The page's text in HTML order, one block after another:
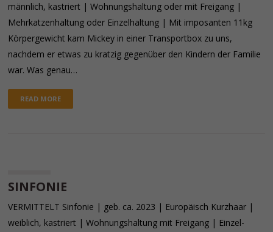
männlich, kastriert | Wohnungshaltung oder mit Freigang |
Mehrkatzenhaltung oder Einzelhaltung | Mit imposanten 11kg
Körpergewicht kam Mickey in einer Transportbox zu uns,
nachdem er etwas zu kratzig gegenüber den Kindern der Familie
war. Was genau…
READ MORE
SINFONIE
VERMITTELT Sinfonie | geb. ca. 2023 | Europäisch Kurzhaar |
weiblich, kastriert | Wohnungshaltung mit Freigang | Einzel-